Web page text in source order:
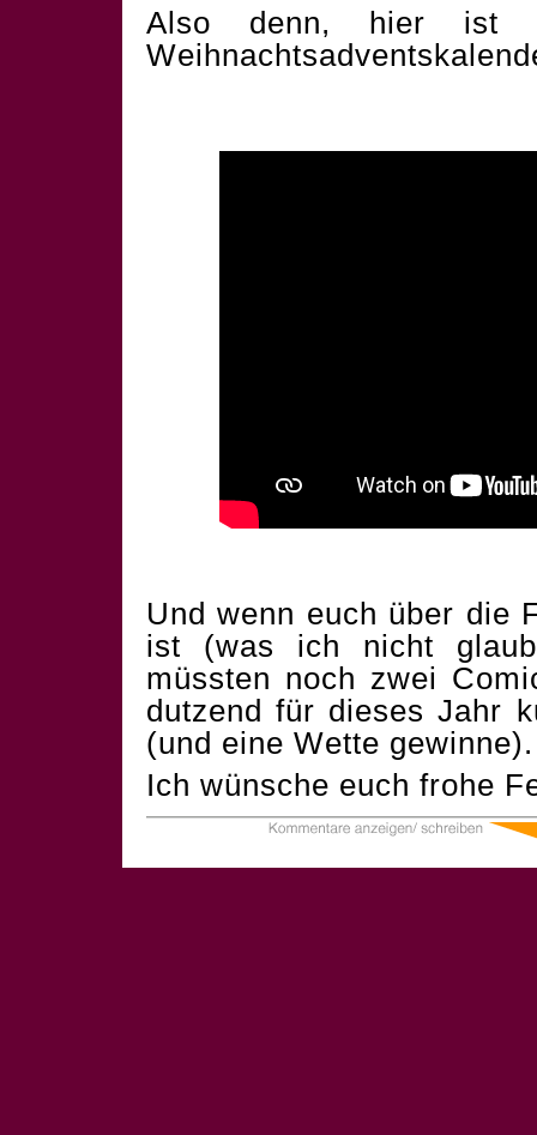
Also denn, hier ist
Und wenn euch über die
ist (was ich nicht
müssten noch zwei
dutzend für dieses Jahr
(und eine Wette
Ich wünsche euch frohe